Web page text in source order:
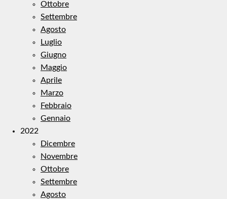
Ottobre
Settembre
Agosto
Luglio
Giugno
Maggio
Aprile
Marzo
Febbraio
Gennaio
2022
Dicembre
Novembre
Ottobre
Settembre
Agosto